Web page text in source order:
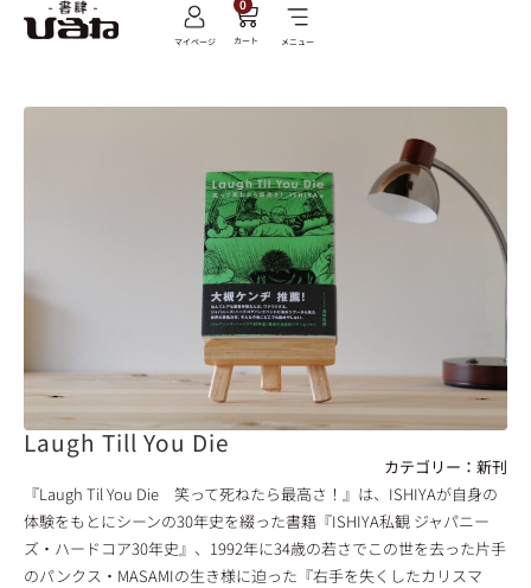
マイページ
0
カート メニュー
Laugh Till You Die
カテゴリー： 新刊
『Laugh Til You Die 笑って死ねたら最高さ！』は、ISHIYAが自身の
体験をもとにシーンの30年史を綴った書籍『ISHIYA私観 ジャパニー
ズ・ハードコア30年史』、1992年に34歳の若さでこの世を去った片手
のパンクス・MASAMIの生き様に迫った『右手を失くしたカリスマ